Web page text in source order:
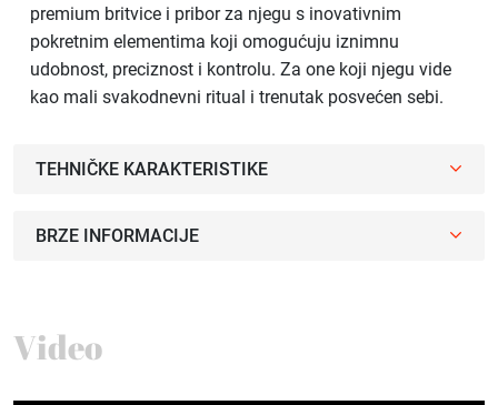
premium britvice i pribor za njegu s inovativnim
pokretnim elementima koji omogućuju iznimnu
udobnost, preciznost i kontrolu. Za one koji njegu vide
kao mali svakodnevni ritual i trenutak posvećen sebi.
TEHNIČKE KARAKTERISTIKE
BRZE INFORMACIJE
Video